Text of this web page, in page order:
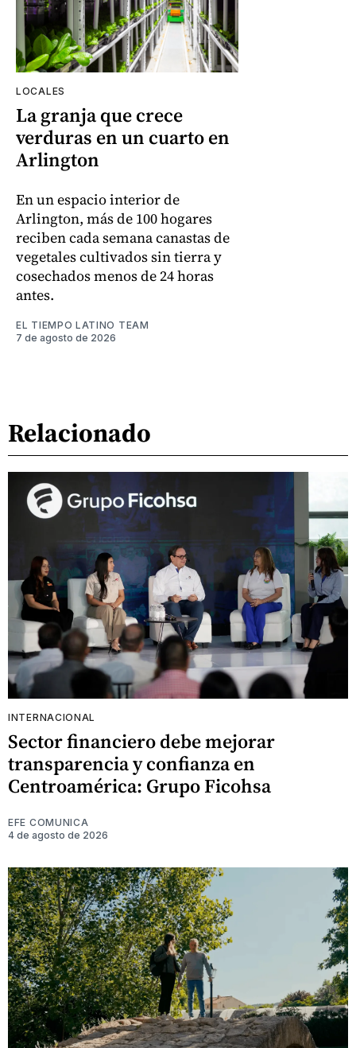
LOCALES
La granja que crece
verduras en un cuarto en
Arlington
En un espacio interior de
Arlington, más de 100 hogares
reciben cada semana canastas de
vegetales cultivados sin tierra y
cosechados menos de 24 horas
antes.
EL TIEMPO LATINO TEAM
7 de agosto de 2026
Relacionado
INTERNACIONAL
Sector financiero debe mejorar
transparencia y confianza en
Centroamérica: Grupo Ficohsa
EFE COMUNICA
4 de agosto de 2026